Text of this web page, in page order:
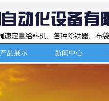
产品展示 新闻中心